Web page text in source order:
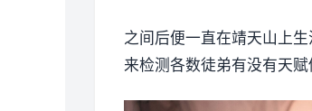
之间后便一直在靖天山上
来检测各数徒弟有没有天